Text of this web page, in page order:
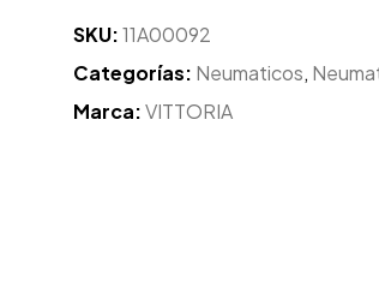
SKU:11A00092
Categorías: Neumaticos,
Marca:VITTORIA